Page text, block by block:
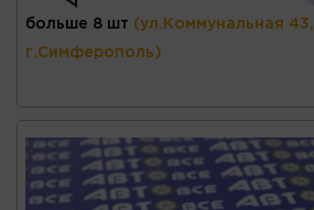
больше 8 шт (ул.Коммунальная 43,
г.Симферополь)